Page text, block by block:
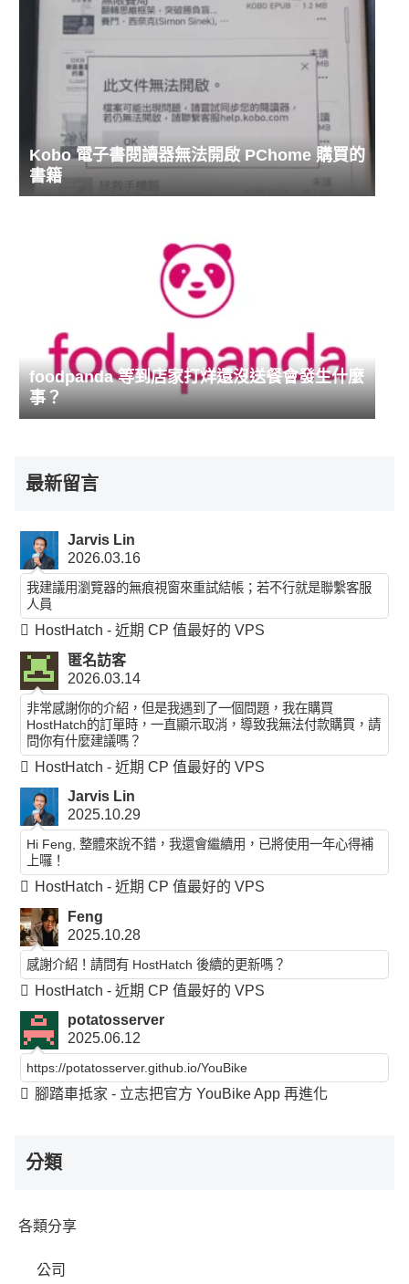
Kobo 電子書閱讀器無法開啟 PChome 購買的
書籍
foodpanda 等到店家打烊還沒送餐會發生什麼
事？
最新留言
Jarvis Lin
2026.03.16
我建議用瀏覽器的無痕視窗來重試結帳；若不行就是聯繫客服
人員
HostHatch - 近期 CP 值最好的 VPS
匿名訪客
2026.03.14
非常感謝你的介紹，但是我遇到了一個問題，我在購買
HostHatch的訂單時，一直顯示取消，導致我無法付款購買，請
問你有什麼建議嗎？
HostHatch - 近期 CP 值最好的 VPS
Jarvis Lin
2025.10.29
Hi Feng, 整體來說不錯，我還會繼續用，已將使用一年心得補
上囉！
HostHatch - 近期 CP 值最好的 VPS
Feng
2025.10.28
感謝介紹！請問有 HostHatch 後續的更新嗎？
HostHatch - 近期 CP 值最好的 VPS
potatosserver
2025.06.12
https://potatosserver.github.io/YouBike
腳踏車抵家 - 立志把官方 YouBike App 再進化
分類
各類分享
公司